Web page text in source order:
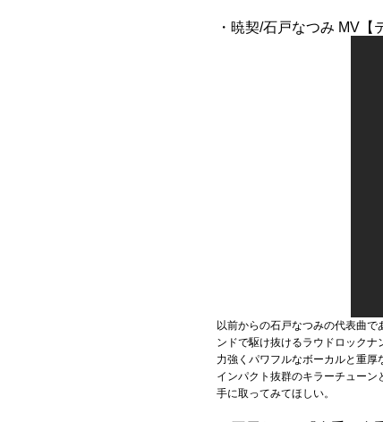
・暁契/石戸なつみ MV【
以前からの石戸なつみの代表曲
ンドで駆け抜けるラウドロックナ
力強くパワフルなボーカルと重厚
インパクト抜群のキラーチュー
手に取ってみてほしい。